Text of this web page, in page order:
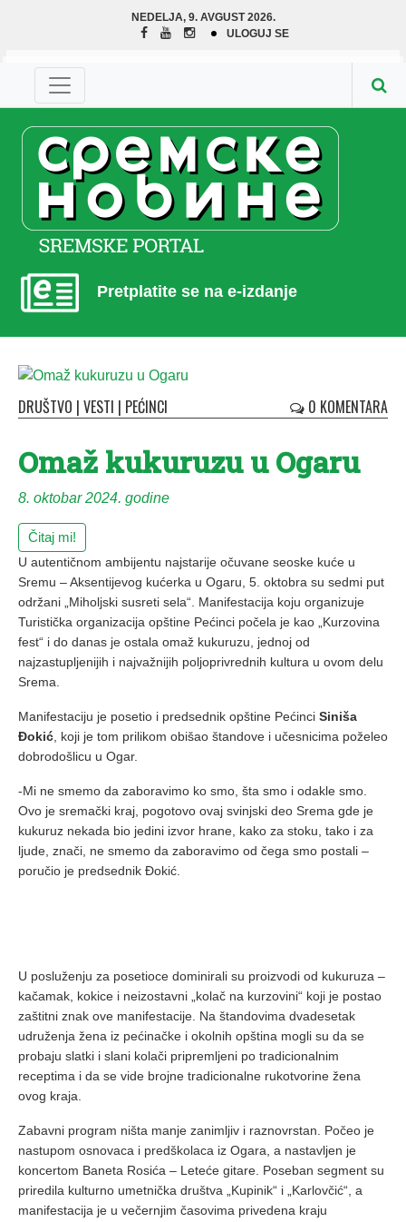
NEDELJA, 9. AVGUST 2026.
ULOGUJ SE
Pretplatite se na e-izdanje
DRUŠTVO | VESTI | PEĆINCI 0 KOMENTARA
Omaž kukuruzu u Ogaru
8. oktobar 2024. godine
Čitaj mi!
U autentičnom ambijentu najstarije očuvane seoske kuće u
Sremu – Aksentijevog kućerka u Ogaru, 5. oktobra su sedmi put
održani „Miholjski susreti sela“. Manifestacija koju organizuje
Turistička organizacija opštine Pećinci počela je kao „Kurzovina
fest“ i do danas je ostala omaž kukuruzu, jednoj od
najzastupljenijih i najvažnijih poljoprivrednih kultura u ovom delu
Srema.
Manifestaciju je posetio i predsednik opštine Pećinci Siniša
Đokić , koji je tom prilikom obišao štandove i učesnicima poželeo
dobrodošlicu u Ogar.
-Mi ne smemo da zaboravimo ko smo, šta smo i odakle smo.
Ovo je sremački kraj, pogotovo ovaj svinjski deo Srema gde je
kukuruz nekada bio jedini izvor hrane, kako za stoku, tako i za
ljude, znači, ne smemo da zaboravimo od čega smo postali –
poručio je predsednik Đokić.
U posluženju za posetioce dominirali su proizvodi od kukuruza –
kačamak, kokice i neizostavni „kolač na kurzovini“ koji je postao
zaštitni znak ove manifestacije. Na štandovima dvadesetak
udruženja žena iz pećinačke i okolnih opština mogli su da se
probaju slatki i slani kolači pripremljeni po tradicionalnim
receptima i da se vide brojne tradicionalne rukotvorine žena
ovog kraja.
Zabavni program ništa manje zanimljiv i raznovrstan. Počeo je
nastupom osnovaca i predškolaca iz Ogara, a nastavljen je
koncertom Baneta Rosića – Leteće gitare. Poseban segment su
priredila kulturno umetnička društva „Kupinik“ i „Karlovčić“, a
manifestacija je u večernjim časovima privedena kraju